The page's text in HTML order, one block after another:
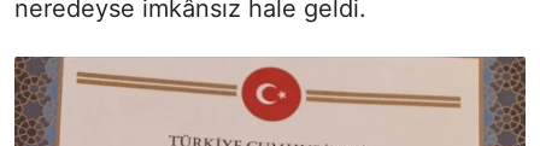
neredeyse imkânsız hale geldi.